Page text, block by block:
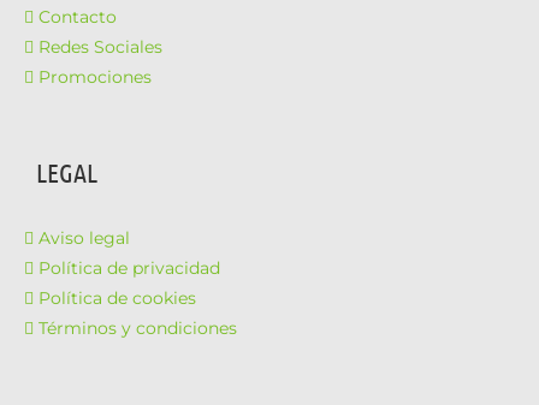
Contacto
Redes Sociales
Promociones
LEGAL
Aviso legal
Política de privacidad
Política de cookies
Términos y condiciones